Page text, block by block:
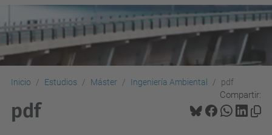
Inicio Estudios Máster Ingeniería Ambiental pdf
Compartir:
pdf